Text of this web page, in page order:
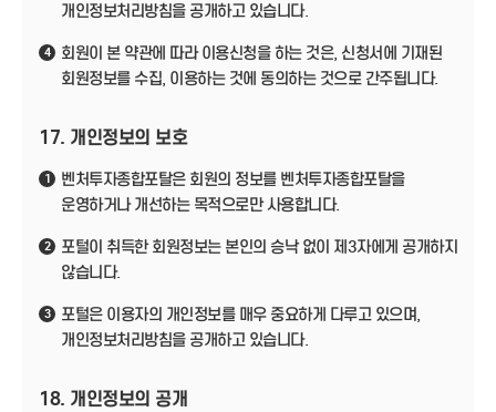
개인정보처리방침을 공개하고 있습니다.
4
회원이 본 약관에 따라 이용신청을 하는 것은, 신청서에 기재된
회원정보를 수집, 이용하는 것에 동의하는 것으로 간주됩니다.
17. 개인정보의 보호
1
벤처투자종합포탈은 회원의 정보를 벤처투자종합포탈을
운영하거나 개선하는 목적으로만 사용합니다.
2
포털이 취득한 회원정보는 본인의 승낙 없이 제3자에게 공개하지
않습니다.
3
포털은 이용자의 개인정보를 매우 중요하게 다루고 있으며,
개인정보처리방침을 공개하고 있습니다.
18. 개인정보의 공개